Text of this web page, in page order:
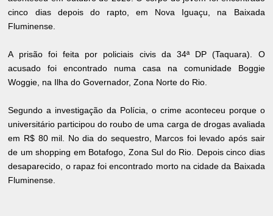
cinco dias depois do rapto, em Nova Iguaçu, na Baixada
Fluminense.
A prisão foi feita por policiais civis da 34ª DP (Taquara). O
acusado foi encontrado numa casa na comunidade Boggie
Woggie, na Ilha do Governador, Zona Norte do Rio.
Segundo a investigação da Polícia, o crime aconteceu porque o
universitário participou do roubo de uma carga de drogas avaliada
em R$ 80 mil. No dia do sequestro, Marcos foi levado após sair
de um shopping em Botafogo, Zona Sul do Rio. Depois cinco dias
desaparecido, o rapaz foi encontrado morto na cidade da Baixada
Fluminense.